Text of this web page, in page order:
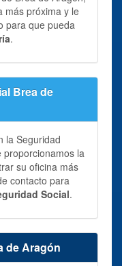
más próxima y le
para que pueda
.
Brea de
la Seguridad
la
su oficina más
contacto para
Social.
de Aragón